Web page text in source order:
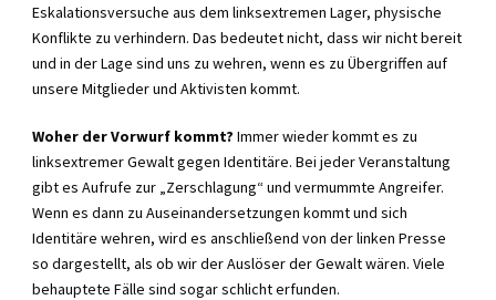
Eskalationsversuche aus dem linksextremen Lager, physische
Konflikte zu verhindern. Das bedeutet nicht, dass wir nicht bereit
und in der Lage sind uns zu wehren, wenn es zu Übergriffen auf
unsere Mitglieder und Aktivisten kommt.
Woher der Vorwurf kommt? Immer wieder kommt es zu
linksextremer Gewalt gegen Identitäre. Bei jeder Veranstaltung
gibt es Aufrufe zur „Zerschlagung“ und vermummte Angreifer.
Wenn es dann zu Auseinandersetzungen kommt und sich
Identitäre wehren, wird es anschließend von der linken Presse
so dargestellt, als ob wir der Auslöser der Gewalt wären. Viele
behauptete Fälle sind sogar schlicht erfunden.